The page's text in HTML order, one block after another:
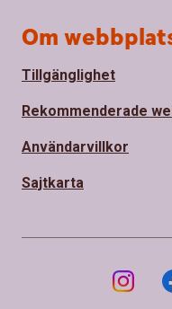
Om
Tillgänglighet
Rekommenderade
Användarvillkor
Sajtkarta